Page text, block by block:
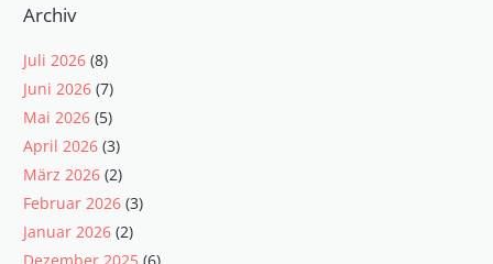
Archiv
Juli 2026 (8)
Juni 2026 (7)
Mai 2026 (5)
April 2026 (3)
März 2026 (2)
Februar 2026 (3)
Januar 2026 (2)
Dezember 2025 (6)